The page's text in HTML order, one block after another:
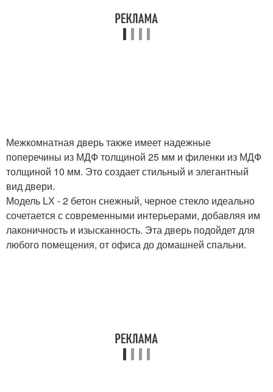
Межкомнатная дверь также имеет надежные
поперечины из МДФ толщиной 25 мм и филенки из МДФ
толщиной 10 мм. Это создает стильный и элегантный
вид двери.
Модель LХ - 2 бетон снежный, черное стекло идеально
сочетается с современными интерьерами, добавляя им
лаконичность и изысканность. Эта дверь подойдет для
любого помещения, от офиса до домашней спальни.